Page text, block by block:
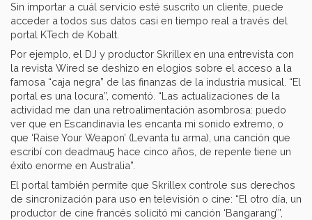
Sin importar a cuál servicio esté suscrito un cliente, puede
acceder a todos sus datos casi en tiempo real a través del
portal KTech de Kobalt.
Por ejemplo, el DJ y productor Skrillex en una entrevista con
la revista Wired se deshizo en elogios sobre el acceso a la
famosa “caja negra” de las finanzas de la industria musical. “El
portal es una locura”, comentó. “Las actualizaciones de la
actividad me dan una retroalimentación asombrosa: puedo
ver que en Escandinavia les encanta mi sonido extremo, o
que ‘Raise Your Weapon’ (Levanta tu arma), una canción que
escribí con deadmau5 hace cinco años, de repente tiene un
éxito enorme en Australia”.
El portal también permite que Skrillex controle sus derechos
de sincronización para uso en televisión o cine: “El otro día, un
productor de cine francés solicitó mi canción ‘Bangarang’”,